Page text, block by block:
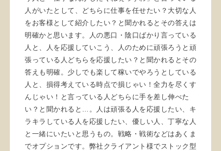
人がいたとして、どちらに仕事を任せたい？大切な人
をお客様として紹介したい？と聞かれるとその答えは
明確かと思います。人の悪口・陰口ばかり言っている
人と、人を応援していこう、人のために頑張ろうと頑
張っている人どちらを応援したい？と聞かれるとその
答えも明確。少しでも楽して稼いでやろうとしている
人と、損得考えている時点で損じゃい！全力を尽くす
んじゃい！と言っている人どちらに手を差し伸べた
い？と聞かれると…。人は頑張る人を応援したい、キ
ラキラしている人を応援したい、優しい人、丁寧な人
と一緒にいたいと思うもの。戦略・戦術などはあくま
でオプションです。弊社クライアント様でストック型